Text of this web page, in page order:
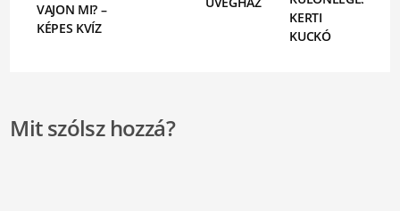
VAJON MI? –
KÉPES KVÍZ
KERTI
KUCKÓ
Mit szólsz hozzá?